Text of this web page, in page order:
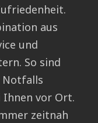
aus
und
So sind
Notfalls
Ihnen vor Ort.
zeitnah